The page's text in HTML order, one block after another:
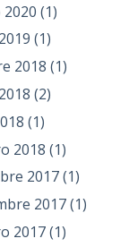
(1)
(1)
2018 (1)
(2)
(1)
2018 (1)
2017(1)
2017(1)
2017(1)